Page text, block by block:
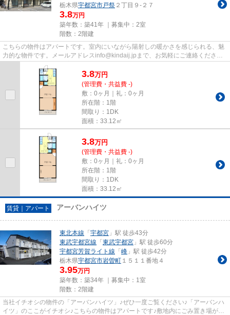
栃木県宇都宮市戸祭 ２丁目９-２７
3.8万円
築年数：築41年 ｜募集中： 2室
階数：2階建
こちらの物件はアパートです。室内にいながら陽射しの暖かさを感じられる、魅
力的な物件です。メールアドレスinfo@kindaij.jpまで、お気軽にご連絡くださ
い。宇都宮市にある賃貸情報を...
3.8万円
(管理費・共益費 -)
敷：0ヶ月｜礼：0ヶ月
所在階：1階
間取り：1DK
面積：33.12㎡
3.8万円
(管理費・共益費 -)
敷：0ヶ月｜礼：0ヶ月
所在階：1階
間取り：1DK
面積：33.12㎡
賃貸｜アパート アーバンハイツ
東北本線 「 宇都宮 」駅 徒歩43分
東武宇都宮線 「 東武宇都宮 」駅 徒歩60分
宇都宮芳賀ライト線 「 峰 」駅 徒歩42分
栃木県宇都宮市岩曽町 １５１１番地４
3.95万円
築年数：築34年 ｜募集中： 1室
階数：2階建
当社イチオシの物件の「アーバンハイツ」♪ぜひ一度ご覧ください♪「アーバンハ
イツ」のここがイチオシ♪こちらの物件はアパートです♪敷地内にごみ置き場があ